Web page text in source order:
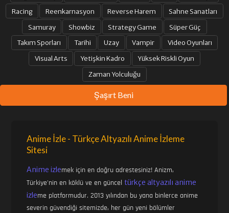
Racing
Reenkarnasyon Reverse Harem
Sahne Sanatları
Samuray
Showbiz Strategy Game
Süper Güç
Takım Sporları
Tarihi Uzay Vampir
Video Oyunları
Visual Arts
Yetişkin Kadro
Yüksek Riskli Oyun
Zaman Yolculuğu
Şaşırt Beni
Anime İzle - Türkçe Altyazılı Anime İzleme
Sitesi
Anime izlemek için en doğru adrestesiniz! Anizm,
Türkiye'nin en köklü ve en günceltürkçe altyazılı anime
izleme platformudur. 2013 yılından bu yana binlerce anime
severin güvendiği sitemizde, her gün yeni bölümler